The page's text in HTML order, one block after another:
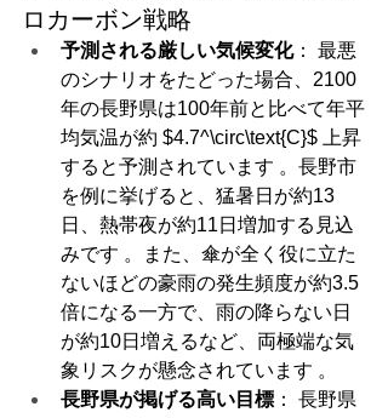
ロカーボン戦略
予測される厳しい気候変化： 最悪
のシナリオをたどった場合、2100
年の長野県は100年前と比べて年平
均気温が約 $4.7^\circ\text{C}$ 上昇
すると予測されています 。長野市
を例に挙げると、猛暑日が約13
日、熱帯夜が約11日増加する見込
みです 。また、傘が全く役に立た
ないほどの豪雨の発生頻度が約3.5
倍になる一方で、雨の降らない日
が約10日増えるなど、両極端な気
象リスクが懸念されています 。
長野県が掲げる高い目標 ： 長野県